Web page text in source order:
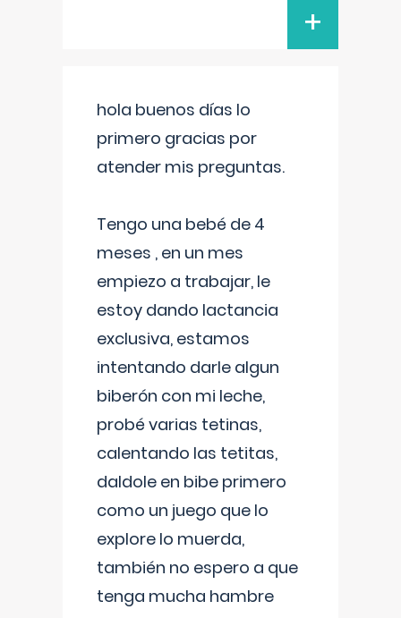
+
hola buenos días lo
primero gracias por
atender mis preguntas.
Tengo una bebé de 4
meses , en un mes
empiezo a trabajar, le
estoy dando lactancia
exclusiva, estamos
intentando darle algun
biberón con mi leche,
probé varias tetinas,
calentando las tetitas,
daldole en bibe primero
como un juego que lo
explore lo muerda,
también no espero a que
tenga mucha hambre